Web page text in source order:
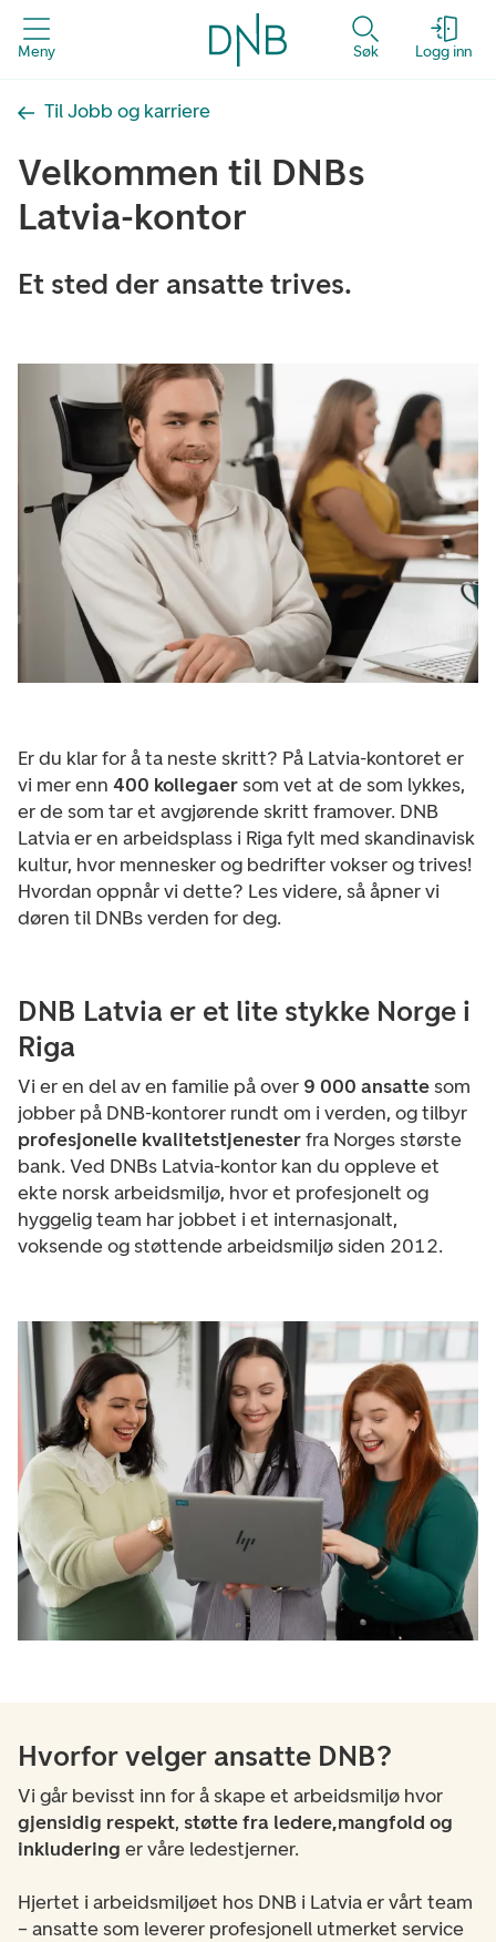
Meny Søk Logg inn
Til Jobb og karriere
Velkommen til DNBs
Latvia-kontor
Et sted der ansatte trives.
Er du klar for å ta neste skritt? På Latvia-kontoret er
vi mer enn 400 kollegaersom vet at de som lykkes,
er de som tar et avgjørende skritt framover. DNB
Latvia er en arbeidsplass i Riga fylt med skandinavisk
kultur, hvor mennesker og bedrifter vokser og trives!
Hvordan oppnår vi dette? Les videre, så åpner vi
døren til DNBs verden for deg.
DNB Latvia er et lite stykke Norge i
Riga
Vi er en del av en familie på over 9 000 ansattesom
jobber på DNB-kontorer rundt om i verden, og tilbyr
profesjonelle kvalitetstjenesterfra Norges største
bank. Ved DNBs Latvia-kontor kan du oppleve et
ekte norsk arbeidsmiljø, hvor et profesjonelt og
hyggelig team har jobbet i et internasjonalt,
voksende og støttende arbeidsmiljø siden 2012.
Hvorfor velger ansatte DNB?
Vi går bevisst inn for å skape et arbeidsmiljø hvor
gjensidig respekt, støtte fra ledere,mangfold og
inkludering er våre ledestjerner.
Hjertet i arbeidsmiljøet hos DNB i Latvia er vårt team
– ansatte som leverer profesjonell utmerket service